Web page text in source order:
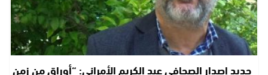
جديد إصدار الصحافي عبد الكريم الأمراني: “أوراق من زمن